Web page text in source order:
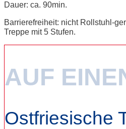
Dauer: ca. 90min.
Barrierefreiheit: nicht Rollstuhl-
Treppe mit 5 Stufen.
AUF
Ostfriesische